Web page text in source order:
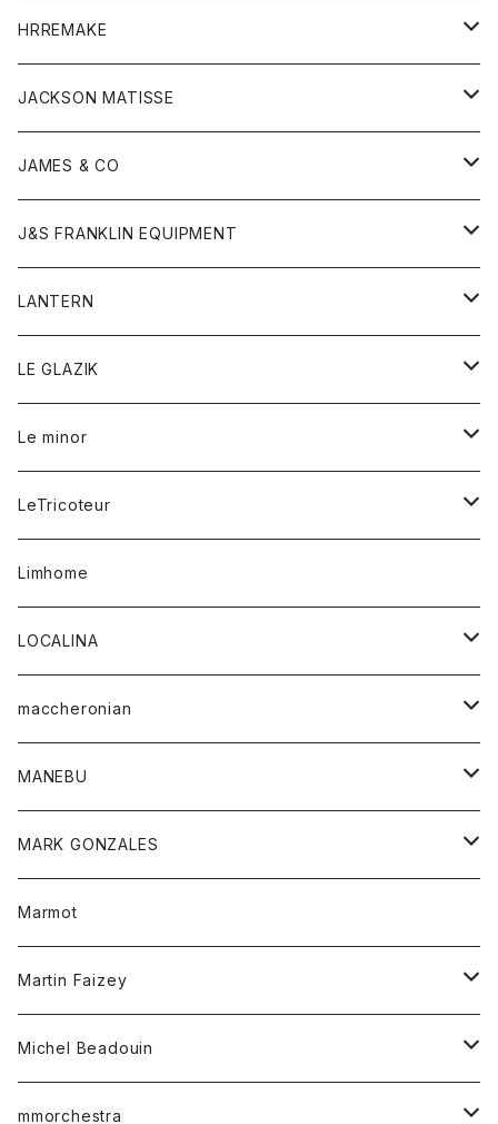
コート
フリース
ウォレット
ストール
マフラー
リング
キッズ
Tシャツ
グッズ
アンダーウェア
靴
バンダナ
トップス
カーディガン
ジャケット
タンクトップ
Tシャツ
ベスト
ポロシャツ
ロングスリーブTシャツ
ボトム
オーバーオール
ショートパンツ
レディース
アウター
カーディガン
セーター
チュニック
カーディガン
コート
キッズ
Tシャツ
ロンパース
グッズ
靴
ストール
トップス
カットソー
シャツ
ボトム
オーバーオール
ショートパンツ
レディース
オーバーオール
シャツ
ワンピース
ワンピース
ブラウス
ワンピース
HRREMAKE
バック
キッズ
トレーナー
トップス
Gジャケット
スウェット
帽子
JACKSON MATISSE
Tシャツ
帽子
JAMES & CO
ボトム
J&S FRANKLIN EQUIPMENT
アウター
LANTERN
アウター
Tシャツ
LE GLAZIK
レディース
コート
シャツ
ワンピース
Tシャツ
Le minor
ボトム
スカート
パンツ
レディース
アウター
カットソー
トップス
シャツ
LeTricoteur
カーディガン
Limhome
LOCALINA
ロングスリーブテーシャツ
maccheronian
靴
MANEBU
靴
MARK GONZALES
トップス
Tシャツ
Marmot
Martin Faizey
ベルト
Michel Beadouin
トップス
mmorchestra